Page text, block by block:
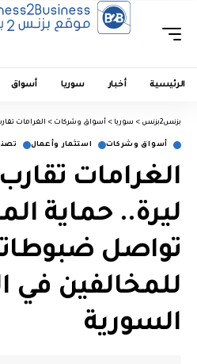
الرئيسية أخبار سوريا أسواق
بزنس2بزنس > سوريا > أسواق وشركات > الغرامات تقارب 4 مليار ليرة.. حماية المستهلك تواصل ضبوطاتها اليومية للمخالفين في
أسواق وشركات استثمار وأعمال
ليرة.. حماية
تواصل
للمخالفين في
السورية